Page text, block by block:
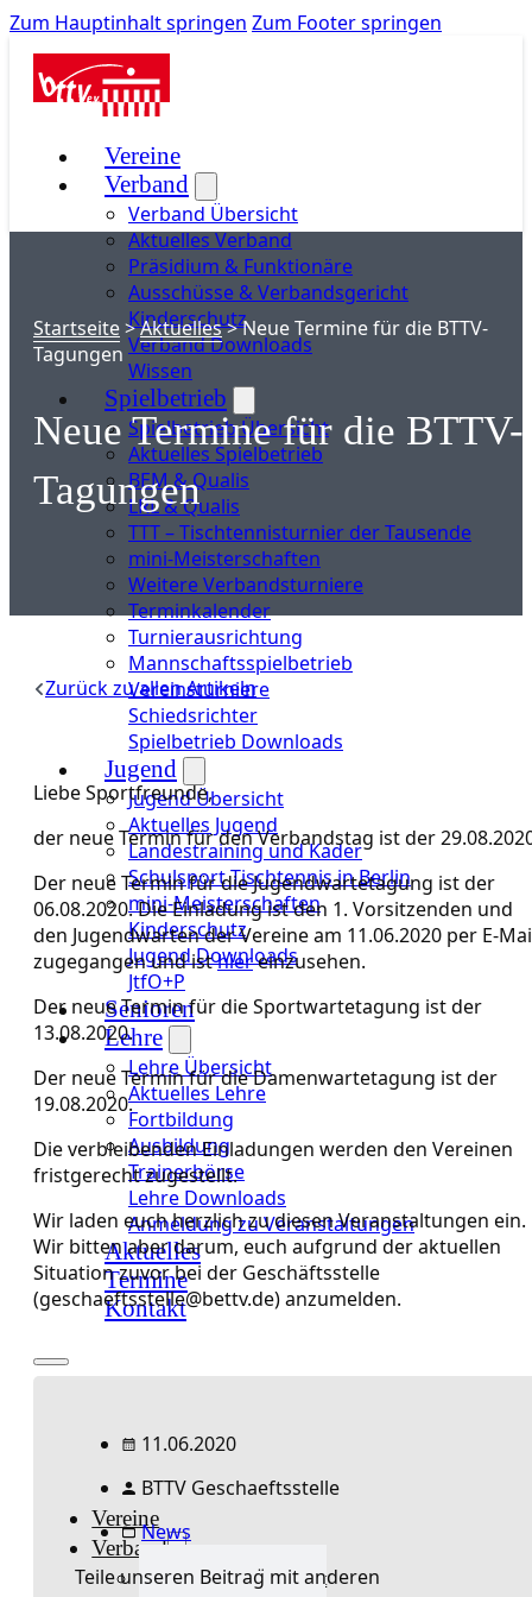
Zum Hauptinhalt springen Zum Footer springen
Vereine
Verband
Verband Übersicht
Aktuelles Verband
Präsidium & Funktionäre
Ausschüsse & Verbandsgericht
Kinderschutz
Verband Downloads
Wissen
Spielbetrieb
Spielbetrieb Übersicht
Aktuelles Spielbetrieb
BEM & Qualis
LRL & Qualis
TTT – Tischtennisturnier der Tausende
mini-Meisterschaften
Weitere Verbandsturniere
Terminkalender
Turnierausrichtung
Mannschaftsspielbetrieb
Vereinsturniere
Schiedsrichter
Spielbetrieb Downloads
Jugend
Jugend Übersicht
Aktuelles Jugend
Landestraining und Kader
Schulsport Tischtennis in Berlin
mini-Meisterschaften
Kinderschutz
Jugend Downloads
JtfO+P
Senioren
Lehre
Lehre Übersicht
Aktuelles Lehre
Fortbildung
Ausbildung
Trainerbörse
Lehre Downloads
Anmeldung zu Veranstaltungen
Aktuelles
Termine
Kontakt
Vereine
Verband
Verband Übersicht
Startseite>Aktuelles>Neue Termine für die BTTV-
Tagungen
Neue Termine für die BTTV-
Tagungen
Zurück zu allen Artikeln
Liebe Sportfreunde,
der neue Termin für den Verbandstag ist der
Der neue Termin für die Jugendwartetagung ist der
06.08.2020. Die Einladung ist den 1. Vorsitzenden und
den Jugendwarten der Vereine am 11.06.2020 per E-
zugegangen und isthiereinzusehen.
Der neue Termin für die Sportwartetagung ist der
13.08.2020.
Der neue Termin für die Damenwartetagung ist der
19.08.2020.
Die verbleibenden Einladungen werden den Vereinen
fristgerecht zugestellt.
Wir laden euch herzlich zu diesen Veranstaltungen ein.
Wir bitten aber darum, euch aufgrund der aktuellen
Situation zuvor bei der Geschäftsstelle
(geschaeftsstelle@bettv.de) anzumelden.
11.06.2020
BTTV Geschaeftsstelle
News
Teile unseren Beitrag mit anderen